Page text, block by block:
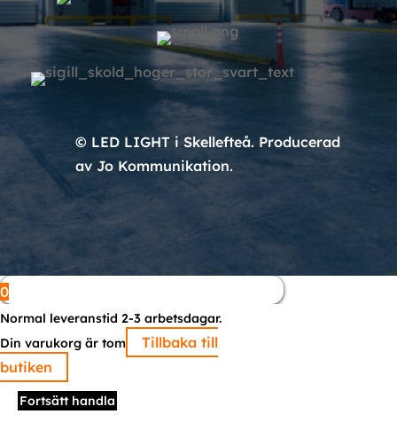
© LED LIGHT i Skellefteå. Producerad
av Jo Kommunikation.
0
Normal leveranstid 2-3 arbetsdagar.
Din varukorg är tom
Tillbaka till
butiken
Fortsätt handla